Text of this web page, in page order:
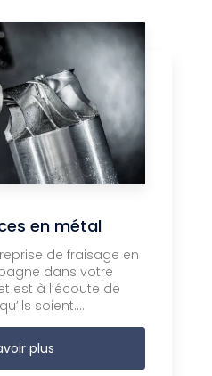
en métal
de fraisage en
dans votre
est à l’écoute de
soient....
plus